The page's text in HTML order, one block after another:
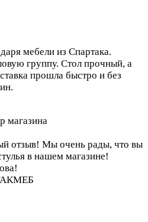
мебели из Спартака.
группу. Стол прочный, а
прошла быстро и без
магазина
отзыв! Мы очень рады, что вы
в нашем магазине!